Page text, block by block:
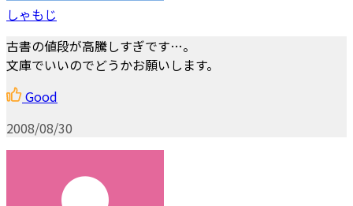
しゃもじ
古書の値段が高騰しすぎです…。
文庫でいいのでどうかお願いします。
Good
2008/08/30